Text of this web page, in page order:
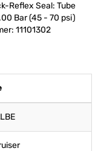
Reflex Seal: Tube
Bar (45 - 70 psi)
11101302